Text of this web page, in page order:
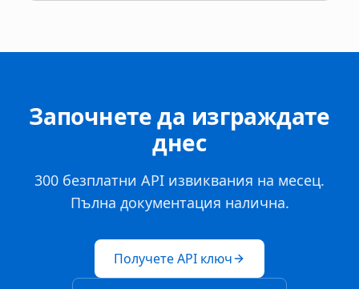
Започнете да изграждате
днес
300 безплатни API извиквания на месец.
Пълна документация налична.
Получете API ключ